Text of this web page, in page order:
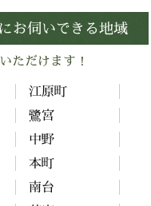
お伺いできる地域
ただけます！
江原町
鷺宮
中野
本町
南台